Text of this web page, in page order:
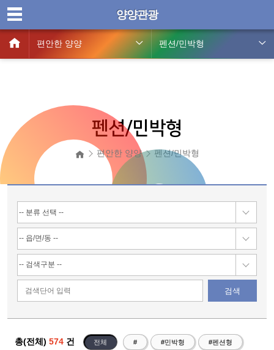
양양관광
편안한 양양 펜션/민박형
펜션/민박형
편안한 양양 펜션/민박형
검색
총(전체) 574 건 전체 # #민박형 #펜션형